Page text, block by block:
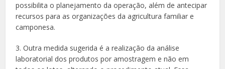
possibilita o planejamento da operação, além de antecipar
recursos para as organizações da agricultura familiar e
camponesa.
3. Outra medida sugerida é a realização da análise
laboratorial dos produtos por amostragem e não em